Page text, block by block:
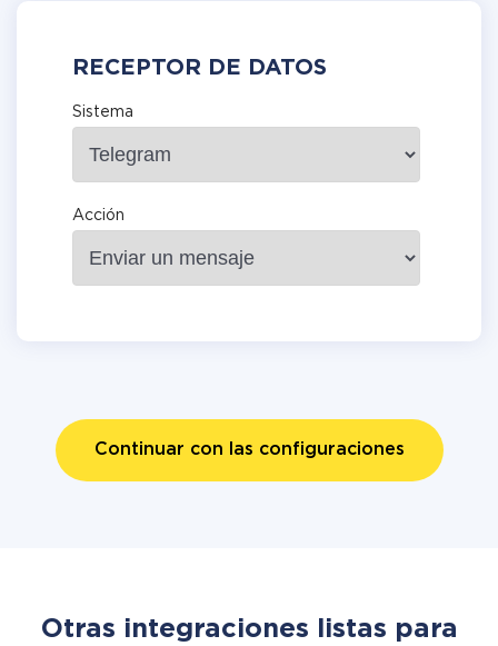
RECEPTOR DE DATOS
Sistema
Acción
Continuar con las configuraciones
Otras integraciones listas para